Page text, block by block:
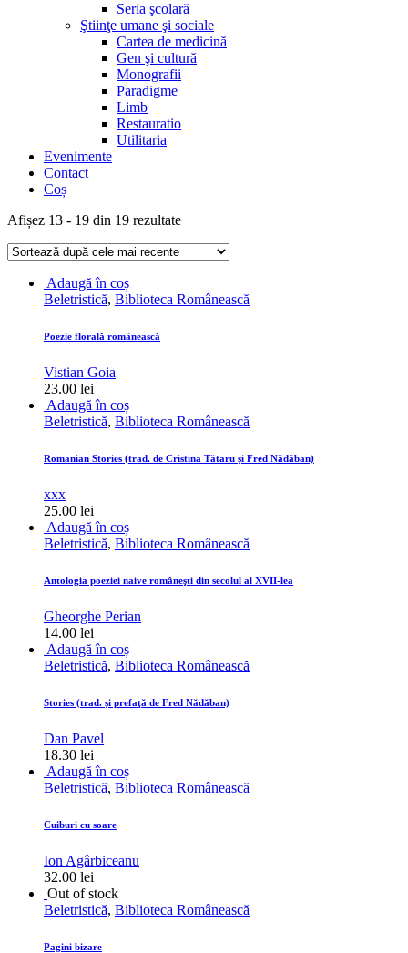
Seria şcolară
Ştiinţe umane şi sociale
Cartea de medicină
Gen şi cultură
Monografii
Paradigme
Limb
Restauratio
Utilitaria
Evenimente
Contact
Coș
Afișez 13 - 19 din 19 rezultateSortat
Adaugă în coș
Beletristică, Biblioteca Românească
Poezie florală românească
Vistian Goia
23.00 lei
Adaugă în coș
Beletristică, Biblioteca Românească
Romanian Stories (trad. de Cristina Tătaru şi Fred Nădăban)
xxx
25.00 lei
Adaugă în coș
Beletristică, Biblioteca Românească
Antologia poeziei naive româneşti din secolul al XVII-lea
Gheorghe Perian
14.00 lei
Adaugă în coș
Beletristică, Biblioteca Românească
Stories (trad. şi prefaţă de Fred Nădăban)
Dan Pavel
18.30 lei
Adaugă în coș
Beletristică, Biblioteca Românească
Cuiburi cu soare
Ion Agârbiceanu
32.00 lei
Out of stock
Beletristică, Biblioteca Românească
Pagini bizare